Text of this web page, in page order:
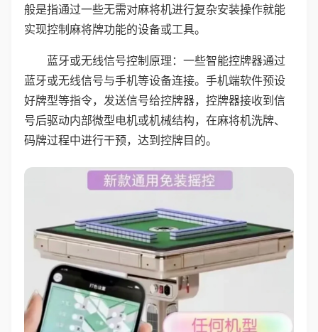
般是指通过一些无需对麻将机进行复杂安装操作就能
实现控制麻将牌功能的设备或工具。
蓝牙或无线信号控制原理：一些智能控牌器通过
蓝牙或无线信号与手机等设备连接。手机端软件预设
好牌型等指令，发送信号给控牌器，控牌器接收到信
号后驱动内部微型电机或机械结构，在麻将机洗牌、
码牌过程中进行干预，达到控牌目的。